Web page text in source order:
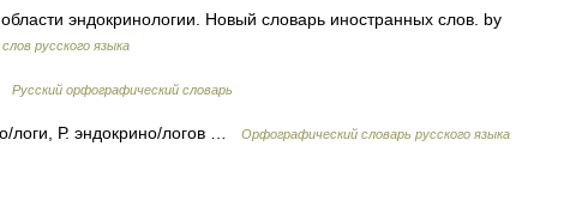
эндокринологии. Новый словарь иностранных слов. by
русского языка
Русский орфографический словарь
логи, Р. эндокрино/логов … Орфографический словарь русского языка